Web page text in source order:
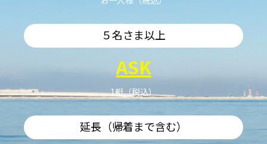
５名さま以上
ASK
1艇（税込）
延長（帰着まで含む）